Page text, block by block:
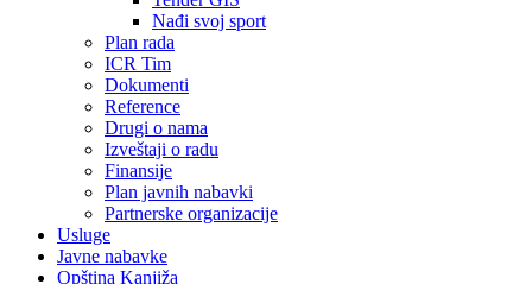
Nađi svoj sport
Plan rada
ICR Tim
Dokumenti
Reference
Drugi o nama
Izveštaji o radu
Finansije
Plan javnih nabavki
Partnerske organizacije
Usluge
Javne nabavke
Opština Kanjiža